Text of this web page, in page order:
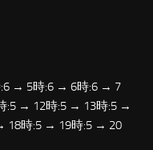
→ 5時:6 → 6時:6 → 7
:5 → 12時:5 → 13時:5 →
18時:5 → 19時:5 → 20